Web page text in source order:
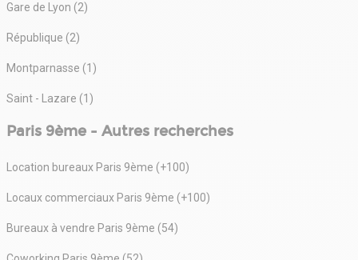
Gare de Lyon (2)
République (2)
Montparnasse (1)
Saint - Lazare (1)
Paris 9ème - Autres recherches
Location bureaux Paris 9ème (+100)
Locaux commerciaux Paris 9ème (+100)
Bureaux à vendre Paris 9ème (54)